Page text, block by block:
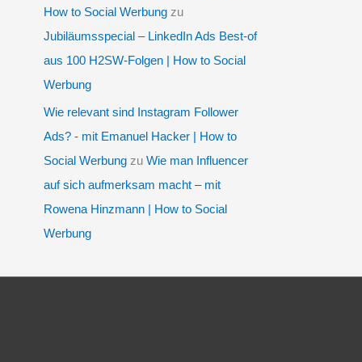
How to Social Werbung zu
Jubiläumsspecial – LinkedIn Ads Best-of
aus 100 H2SW-Folgen | How to Social
Werbung
Wie relevant sind Instagram Follower
Ads? - mit Emanuel Hacker | How to
Social Werbung zuWie man Influencer
auf sich aufmerksam macht – mit
Rowena Hinzmann | How to Social
Werbung